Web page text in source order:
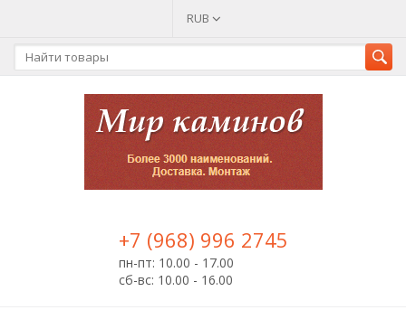
RUB
+7 (968) 996 2745
пн-пт: 10.00 - 17.00
сб-вс: 10.00 - 16.00